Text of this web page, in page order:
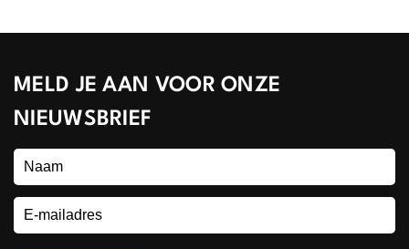
MELD JE AAN VOOR ONZE
NIEUWSBRIEF